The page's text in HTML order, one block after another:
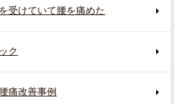
受けていて腰を痛めた
ク
痛改善事例